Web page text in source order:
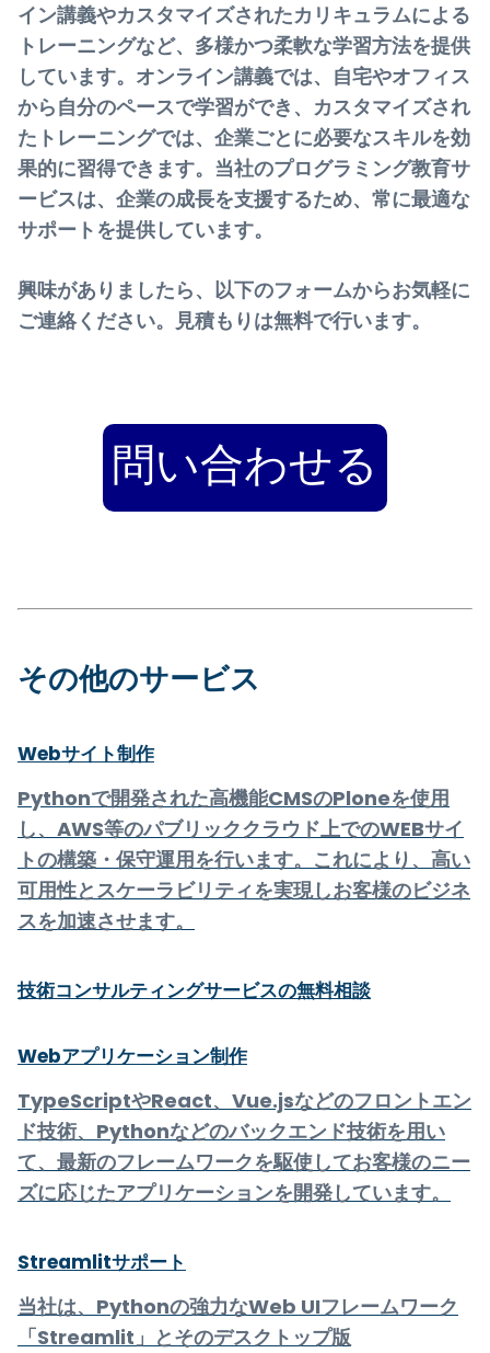
イン講義やカスタマイズされたカリキュラムによる
トレーニングなど、多様かつ柔軟な学習方法を提供
しています。オンライン講義では、自宅やオフィス
から自分のペースで学習ができ、カスタマイズされ
たトレーニングでは、企業ごとに必要なスキルを効
果的に習得できます。当社のプログラミング教育サ
ービスは、企業の成長を支援するため、常に最適な
サポートを提供しています。
興味がありましたら、以下のフォームからお気軽に
ご連絡ください。見積もりは無料で行います。
その他のサービス
Webサイト制作
Pythonで開発された高機能CMSのPloneを使用
し、AWS等のパブリッククラウド上でのWEBサイ
トの構築・保守運用を行います。これにより、高い
可用性とスケーラビリティを実現しお客様のビジネ
スを加速させます。
技術コンサルティングサービスの無料相談
Webアプリケーション制作
TypeScriptやReact、Vue.jsなどのフロントエン
ド技術、Pythonなどのバックエンド技術を用い
て、最新のフレームワークを駆使してお客様のニー
ズに応じたアプリケーションを開発しています。
Streamlitサポート
当社は、Pythonの強力なWeb UIフレームワーク
「Streamlit」とそのデスクトップ版